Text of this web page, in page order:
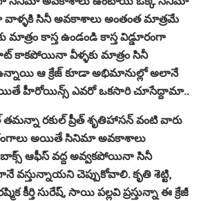
సినీ అవకాశాలు అంతంత మాత్రమే
కాస్త ఉండండి కాస్త విడ్డూరంగా
కాకపోయినా వీళ్ళకు మాత్రం సినీ
ఆ క్రేజ్ కూడా అభిమానుల్లో అలానే
హీరోయిన్స్ ఎవరో ఒకసారి చూసేద్దామా..
రకుల్ ప్రీత్ శృతిహాసన్ వంటి వారు
అయితే సినిమా అవకాశాలు
ఆఫీస్ వద్ద అవ్వకపోయినా సినీ
చెప్పుకోవాలి. కృతి శెట్టి,
కీర్తి సురేష్, సాయి పల్లవి ప్రస్తున్నా ఈ క్రేజీ